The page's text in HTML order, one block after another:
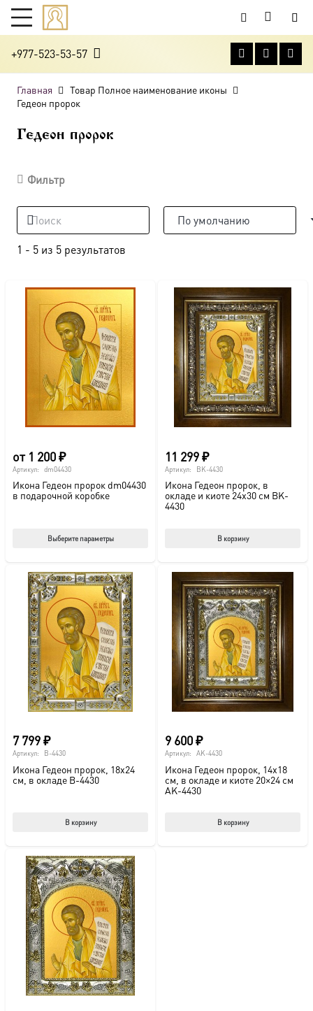
+977-523-53-57
Главная
Товар Полное наименование иконы
Гедеон пророк
Гедеон пророк
Фильтр
1 - 5 из 5 результатов
от 1 200₽
Артикул: dm04430
Икона Гедеон пророк dm04430
в подарочной коробке
Выберите параметры
странице
11 299₽
Артикул: BK-4430
Икона Гедеон пророк, в
окладе и киоте 24х30 см BK-
4430
В корзину
7 799₽
Артикул: B-4430
Икона Гедеон пророк, 18х24
см, в окладе B-4430
В корзину
9 600₽
Артикул: AK-4430
Икона Гедеон пророк, 14х18
см, в окладе и киоте 20×24 см
AK-4430
В корзину